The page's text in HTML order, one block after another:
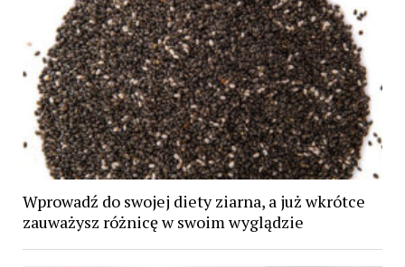
Wprowadź do swojej diety ziarna, a już wkrótce
zauważysz różnicę w swoim wyglądzie